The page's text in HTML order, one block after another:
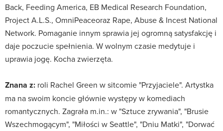
Back, Feeding America, EB Medical Research Foundation,
Project A.L.S., OmniPeaceoraz Rape, Abuse & Incest National
Network. Pomaganie innym sprawia jej ogromną satysfakcję i
daje poczucie spełnienia. W wolnym czasie medytuje i
uprawia jogę. Kocha zwierzęta.
Znana z: roli Rachel Green w sitcomie "Przyjaciele". Artystka
ma na swoim koncie głównie występy w komediach
romantycznych. Zagrała m.in.: w "Sztuce zrywania", "Brusie
Wszechmogącym", "Miłości w Seattle", "Dniu Matki", "Dorwać